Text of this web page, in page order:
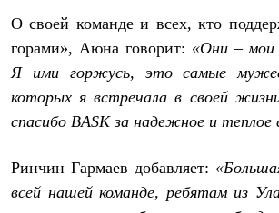
О своей команде и всех, кто
горами», Аюна говорит: «Они – мои
Я ими горжусь, это самые
которых я встречала в своей
спасибо BASK за надежное и теплое
Ринчин Гармаев добавляет:
всей нашей команде, ребятам из